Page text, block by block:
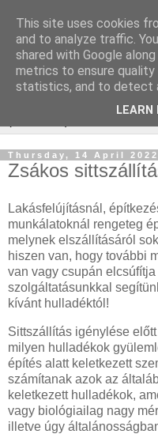
Thursday, 14 April 2022
Zsákos
Lakásfelújításnál,
munkálatoknál rengeteg
melynek elszállításáról
hiszen van, hogy további
van vagy csupán
szolgáltatásunkkal
kívánt hulladéktól!
Sittszállítás igénylése
milyen hulladékok
építés alatt keletkezett
számítanak azok az
keletkezett hulladékok,
vagy biológiailag nagy
illetve úgy
This site uses cookies
and to analyze traffic.
shared with Google
metrics to ensure
statistics, and to detect
LEARN